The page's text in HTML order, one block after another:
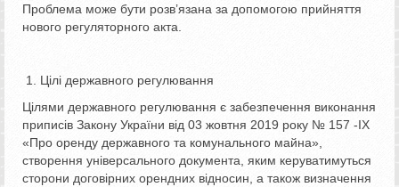
Проблема може бути розв’язана за допомогою прийняття
нового регуляторного акта.
Цілі державного регулювання
Цілями державного регулювання є забезпечення виконання
приписів Закону України від 03 жовтня 2019 року № 157 -ІХ
«Про оренду державного та комунального майна»,
створення універсального документа, яким керуватимуться
сторони договірних орендних відносин, а також визначення